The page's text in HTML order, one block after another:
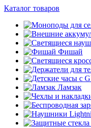
Каталог товаров
Фишай
Ламзак